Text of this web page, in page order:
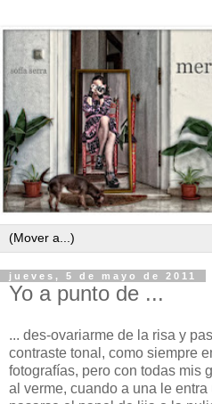
jueves, 5 de mayo de 2011
Yo a punto de ...
... des-ovariarme de la risa y
contraste tonal, como siempre
fotografías, pero con todas mis
al verme, cuando a una le